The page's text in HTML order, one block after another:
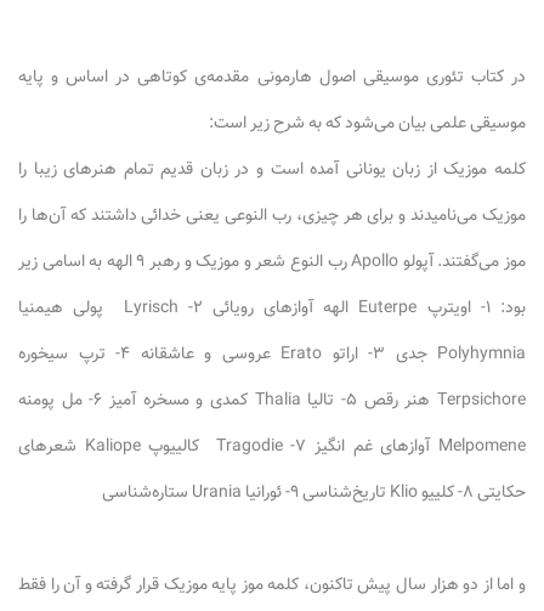
در کتاب تئوری موسیقی اصول هارمونی مقدمه‌ی کوتاهی در اساس و پایه
موسیقی علمی بیان می‌شود که به شرح زیر است:
کلمه موزیک از زبان یونانی آمده است و در زبان قدیم تمام هنرهای زیبا را
موزیک می‌نامیدند و برای هر چیزی، رب النوعی یعنی خدائی داشتند که آن‌ها را
موز می‌گفتند. آپولو Apollo رب النوع شعر و موزیک و رهبر ۹ الهه به اسامی زیر
بود: ۱- اویترپ Euterpe الهه آوازهای رویائی ۲- Lyrisch پولی هیمنیا
Polyhymnia جدی ۳- اراتو Erato عروسی و عاشقانه ۴- ترپ سیخوره
Terpsichore هنر رقص ۵- تالیا Thalia کمدی و مسخره آمیز ۶- مل پومنه
Melpomene آوازهای غم انگیز ۷- Tragodie کالییوپ Kaliope شعرهای
حکایتی ۸- کلییو Klio تاریخ‌شناسی ۹- ئورانیا Urania ستاره‌شناسی
و اما از دو هزار سال پیش تاکنون، کلمه موز پایه موزیک قرار گرفته و آن‌ را فقط